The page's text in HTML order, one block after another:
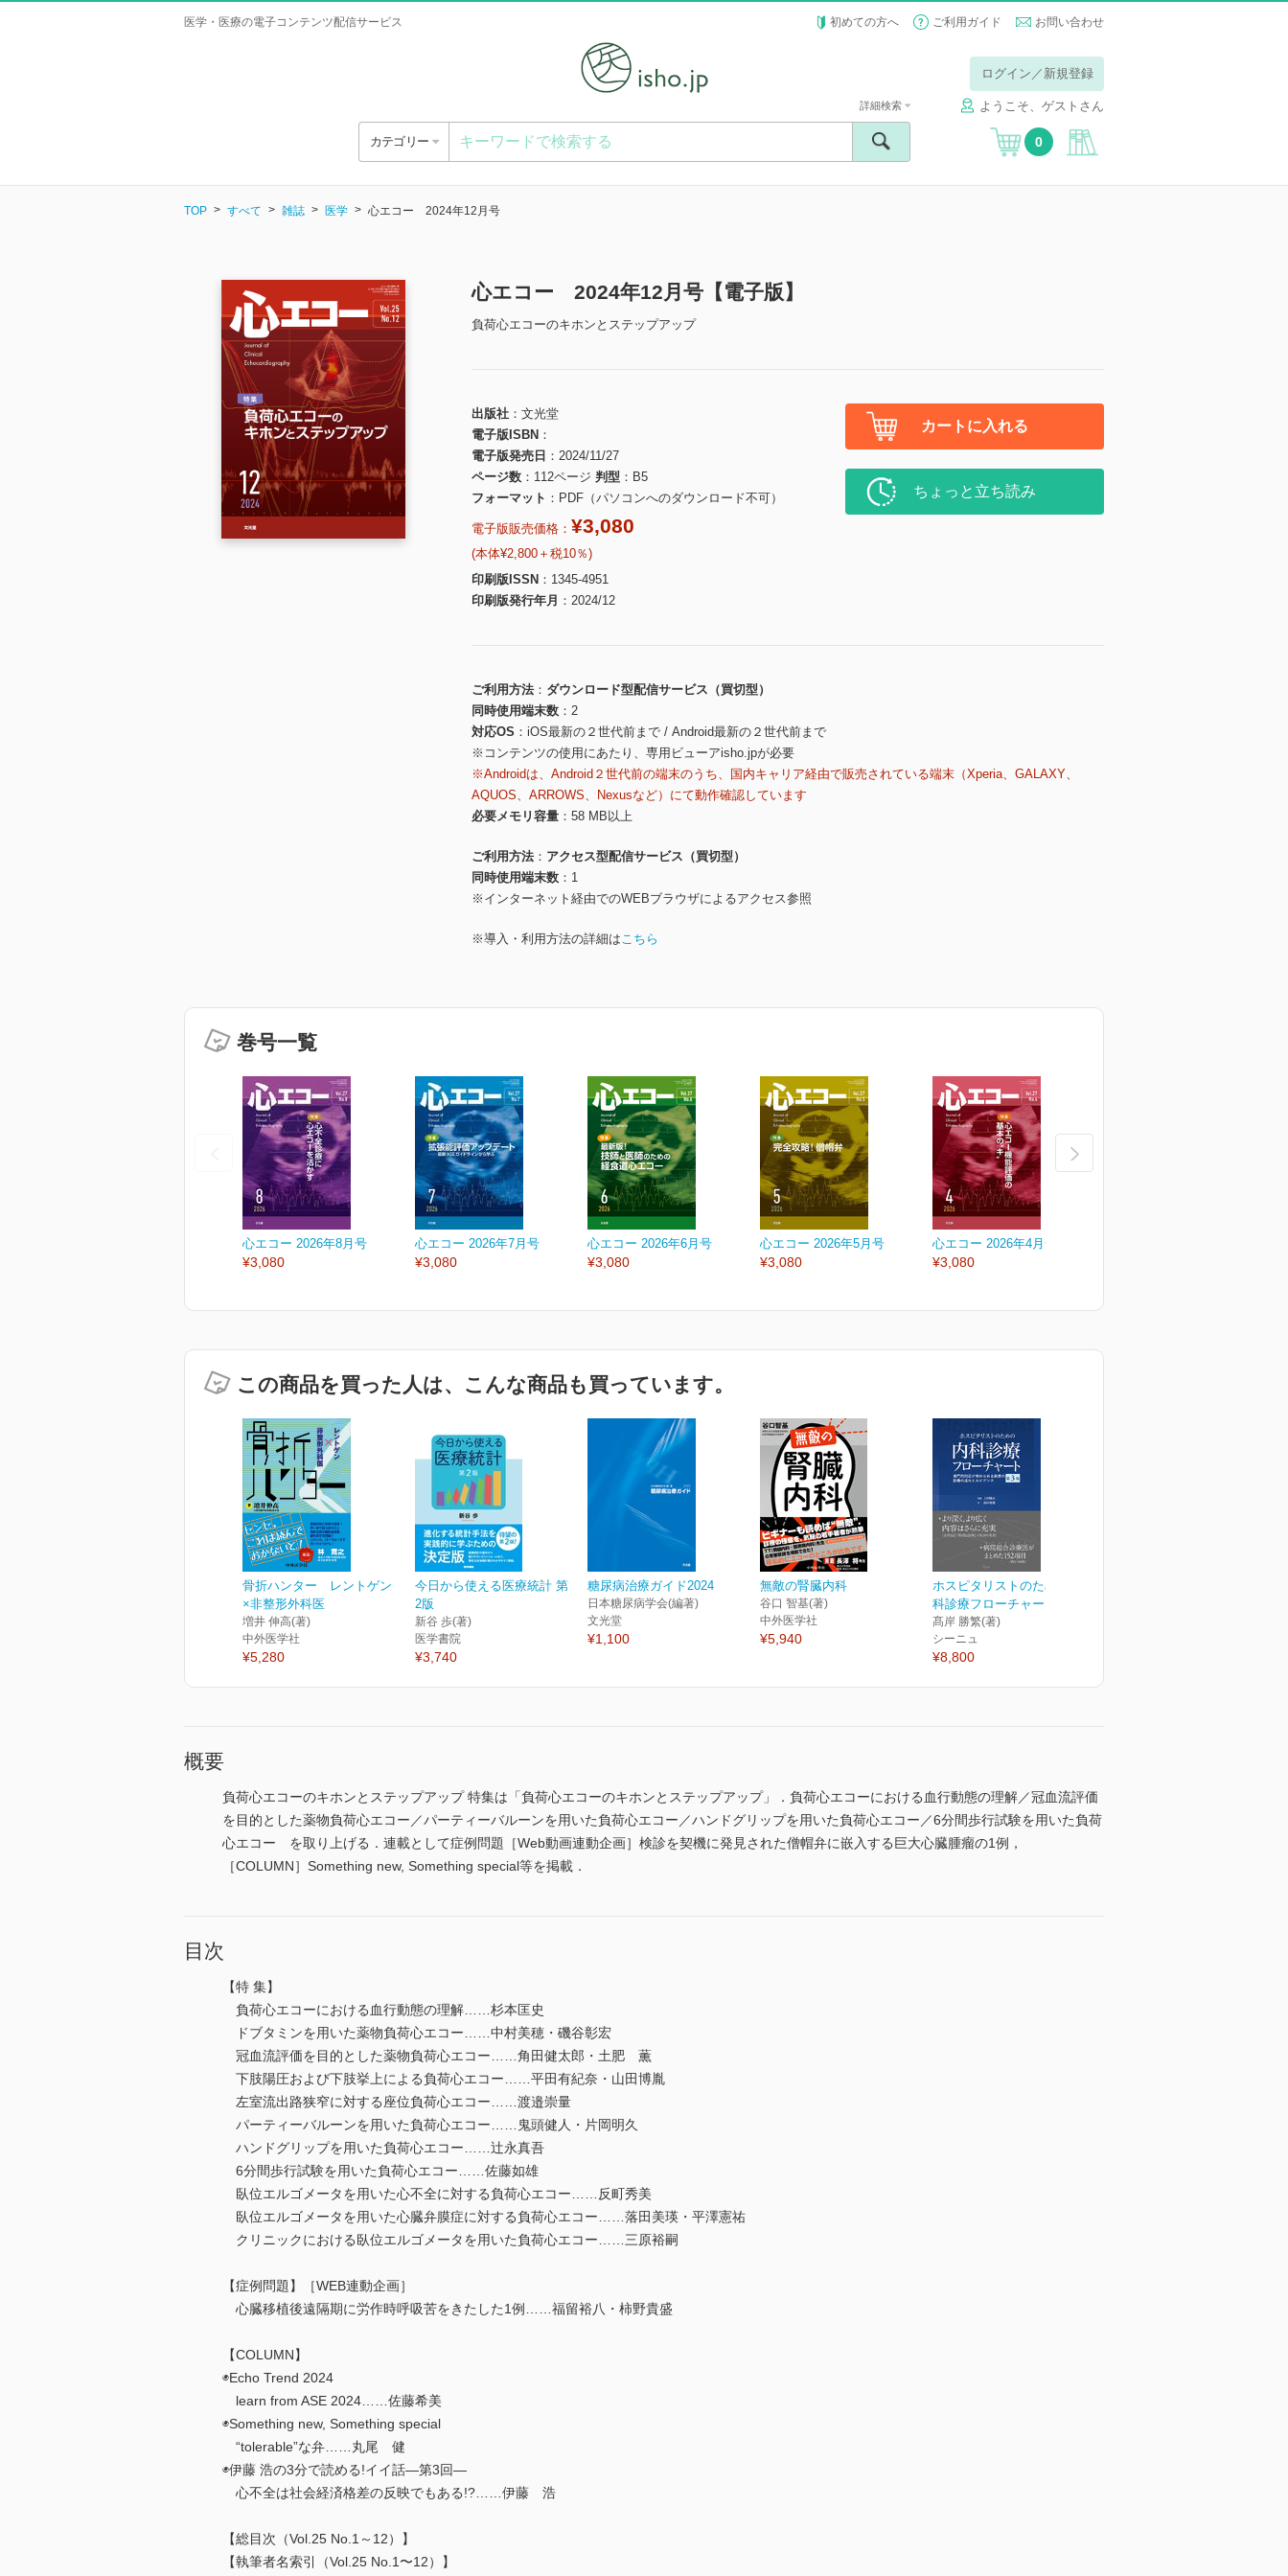
医学・医療の電子コンテンツ配信サービス 初めての方へ ご利用ガイド お問い合わせ
ログイン／新規登録
ようこそ、ゲストさん
カテゴリー
詳細検索
0
TOP すべて 雑誌 医学 心エコー 2024年12月号
心エコー 2024年12月号【電子版】
負荷心エコーのキホンとステップアップ
出版社
文光堂
電子版ISBN
電子版発売日
2024/11/27
ページ数
112ページ 判型
B5
フォーマット
PDF（パソコンへのダウンロード不可）
電子版販売価格： ¥3,080
(本体¥2,800＋税10％)
印刷版ISSN
1345-4951
印刷版発行年月
2024/12
カートに入れる
ちょっと立ち読み
ご利用方法
ダウンロード型配信サービス（買切型）
同時使用端末数
2
対応OS
iOS最新の２世代前まで / Android最新の２世代前まで
※コンテンツの使用にあたり、専用ビューアisho.jpが必要
※Androidは、Android２世代前の端末のうち、国内キャリア経由で販売されている端末（Xperia、GALAXY、
AQUOS、ARROWS、Nexusなど）にて動作確認しています
必要メモリ容量
58 MB以上
ご利用方法
アクセス型配信サービス（買切型）
同時使用端末数
1
※インターネット経由でのWEBブラウザによるアクセス参照
※導入・利用方法の詳細はこちら
巻号一覧
心エコー 2026年8月号
¥3,080
心エコー 2026年7月号
¥3,080
心エコー 2026年6月号
¥3,080
心エコー 2026年5月号
¥3,080
心エコー 2026年4月号
¥3,080
この商品を買った人は、こんな商品も買っています。
骨折ハンター レントゲン
×非整形外科医
増井 伸高(著)
中外医学社
¥5,280
今日から使える医療統計 第
2版
新谷 歩(著)
医学書院
¥3,740
糖尿病治療ガイド2024
日本糖尿病学会(編著)
文光堂
¥1,100
無敵の腎臓内科
谷口 智基(著)
中外医学社
¥5,940
ホスピタリストのための内
科診療フローチャート 第...
髙岸 勝繁(著)
シーニュ
¥8,800
概要
負荷心エコーのキホンとステップアップ 特集は「負荷心エコーのキホンとステップアップ」．負荷心エコーにおける血行動態の理解／冠血流評価
を目的とした薬物負荷心エコー／パーティーバルーンを用いた負荷心エコー／ハンドグリップを用いた負荷心エコー／6分間歩行試験を用いた負荷
心エコー を取り上げる．連載として症例問題［Web動画連動企画］検診を契機に発見された僧帽弁に嵌入する巨大心臓腫瘤の1例，
［COLUMN］Something new, Something special等を掲載．
目次
【特 集】
負荷心エコーにおける血行動態の理解……杉本匡史
ドブタミンを用いた薬物負荷心エコー……中村美穂・磯谷彰宏
冠血流評価を目的とした薬物負荷心エコー……角田健太郎・土肥 薫
下肢陽圧および下肢挙上による負荷心エコー……平田有紀奈・山田博胤
左室流出路狭窄に対する座位負荷心エコー……渡邉崇量
パーティーバルーンを用いた負荷心エコー……鬼頭健人・片岡明久
ハンドグリップを用いた負荷心エコー……辻永真吾
6分間歩行試験を用いた負荷心エコー……佐藤如雄
臥位エルゴメータを用いた心不全に対する負荷心エコー……反町秀美
臥位エルゴメータを用いた心臓弁膜症に対する負荷心エコー……落田美瑛・平澤憲祐
クリニックにおける臥位エルゴメータを用いた負荷心エコー……三原裕嗣
【症例問題】［WEB連動企画］
心臓移植後遠隔期に労作時呼吸苦をきたした1例……福留裕八・柿野貴盛
【COLUMN】
◉Echo Trend 2024
learn from ASE 2024……佐藤希美
◉Something new, Something special
“tolerable”な弁……丸尾 健
◉伊藤 浩の3分で読める!イイ話―第3回―
心不全は社会経済格差の反映でもある!?……伊藤 浩
【総目次（Vol.25 No.1～12）】
【執筆者名索引（Vol.25 No.1〜12）】